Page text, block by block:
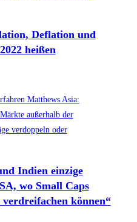
Deflation und
heißen
Indien einzige
wo Small Caps
können“